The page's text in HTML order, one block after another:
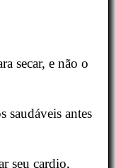
secar, e não o
saudáveis antes
seu cardio,